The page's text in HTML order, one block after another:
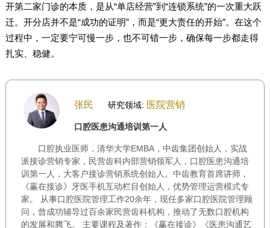
开第二家门诊的本质，是从“单店经营”到“连锁系统”的一次重大跃
迁。开分店并不是“成功的证明”，而是“更大责任的开始”。在这个
过程中，一定要宁可慢一步，也不可错一步，确保每一步都走得
扎实、稳健。
张民 研究领域: 医院营销
口腔医患沟通培训第一人
口腔执业医师，清华大学EMBA，中齿集团创始人，实战
派接诊营销专家，民营齿科内部营销领军人，口腔医患沟通培
训第一人，大客户接诊营销系统创始人。中齿教育首席讲师，
《赢在接诊》牙医手机互动栏目创始人，优势管理运营模式专
家。 从事口腔医院管理工作20余年，现任多家口腔医院管理顾
问，曾成功辅导过百余家民营齿科机构，推动了无数口腔机构
的发展和腾飞。 主要课程及著作：《赢在接诊》《医患沟通艺